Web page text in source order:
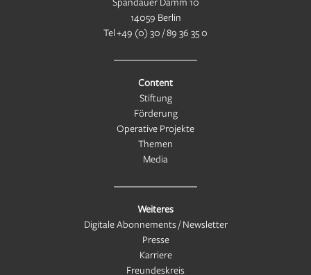
14059 Berlin
Tel+49 (0) 30 / 89 36 35 0
Content
Stiftung
Förderung
Operative Projekte
Themen
Media
Weiteres
Digitale Abonnements / Newsletter
Presse
Karriere
Freundeskreis